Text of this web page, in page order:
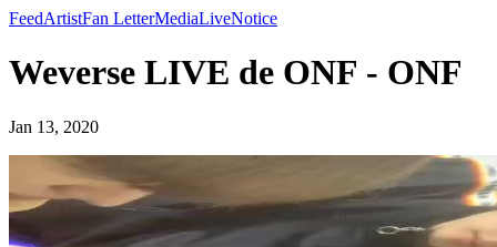
FeedArtistFan LetterMediaLiveNotice
Weverse LIVE de ONF - ONF
Jan 13, 2020